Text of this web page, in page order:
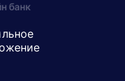
банк